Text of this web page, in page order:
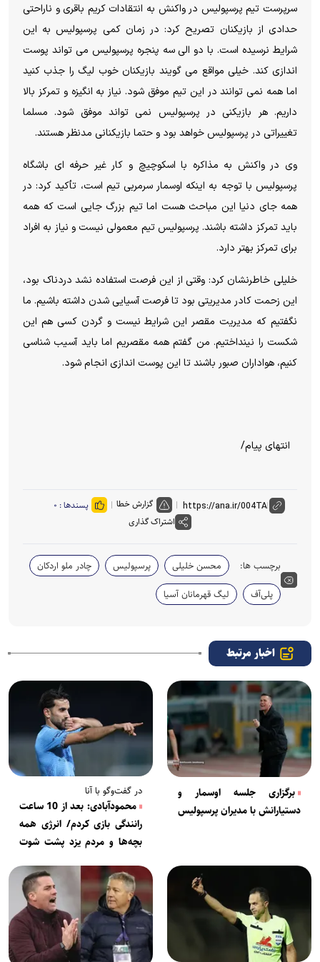
سرپرست تیم پرسپولیس در واکنش به انتقادات کریم باقری و ناراحتی
حدادی از بازیکنان تصریح کرد: در زمان کمی پرسپولیس به این
شرایط نرسیده است. با دو الی سه پنجره پرسپولیس می تواند پوست
اندازی کند. خیلی مواقع می گویند بازیکنان خوب لیگ را جذب کنید
اما همه نمی توانند در این تیم موفق شود. نیاز به انگیزه و تمرکز بالا
داریم. هر بازیکنی در پرسپولیس نمی تواند موفق شود. مسلما
تغییراتی در پرسپولیس خواهد بود و حتما بازیکنانی مدنظر هستند.
وی در واکنش به مذاکره با اسکوچیچ و کار غیر حرفه ای باشگاه
پرسپولیس با توجه به اینکه اوسمار سرمربی تیم است، تأکید کرد: در
همه جای دنیا این مباحث هست اما تیم بزرگ جایی است که همه
باید تمرکز داشته باشند. پرسپولیس تیم معمولی نیست و نیاز به افراد
برای تمرکز بهتر دارد.
خلیلی خاطرنشان کرد: وقتی از این فرصت استفاده نشد دردناک بود،
این زحمت کادر مدیریتی بود تا فرصت آسیایی شدن داشته باشیم. ما
نگفتیم که مدیریت مقصر این شرایط نیست و گردن کسی هم این
شکست را نینداختیم. من گفتم همه مقصریم اما باید آسیب شناسی
کنیم، هواداران صبور باشند تا این پوست اندازی انجام شود.
انتهای پیام/
گزارش خطا پسندها : ۰
اشتراک گذاری
برچسب ها: محسن خلیلی پرسپولیس
چادر ملو اردکان
پلی‌آف
لیگ قهرمانان آسیا
اخبار مرتبط
برگزاری جلسه اوسمار و
دستیارانش با مدیران پرسپولیس
در گفت‌وگو با آنا
محمودآبادی: بعد از 10 ساعت
رانندگی بازی کردم/ انرژی همه
بچه‌ها و مردم یزد پشت شوت